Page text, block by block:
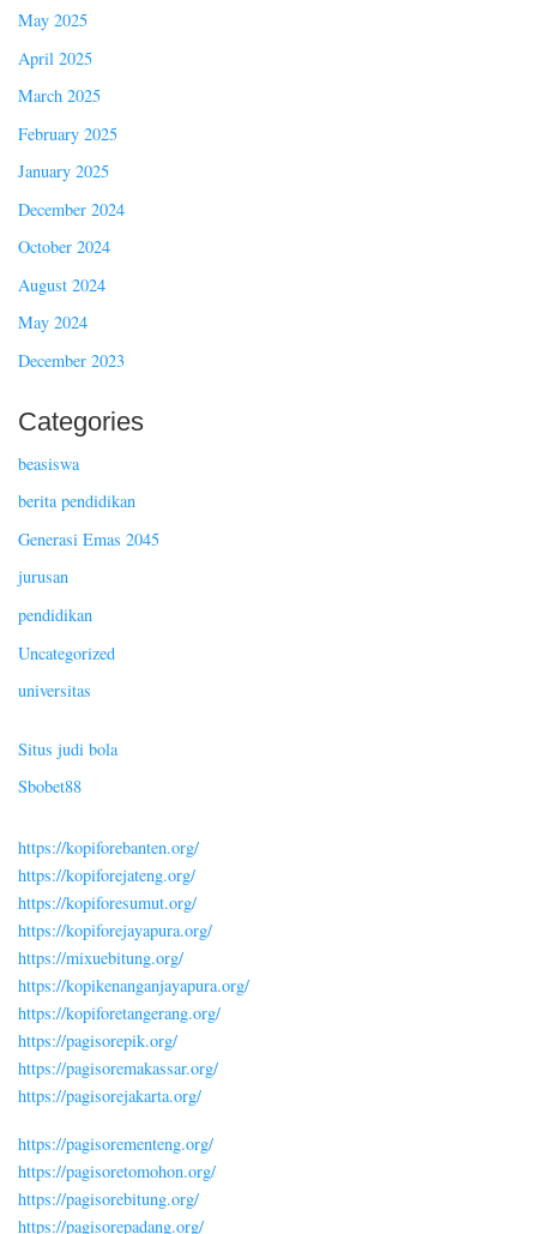
May 2025
April 2025
March 2025
February 2025
January 2025
December 2024
October 2024
August 2024
May 2024
December 2023
Categories
beasiswa
berita pendidikan
Generasi Emas 2045
jurusan
pendidikan
Uncategorized
universitas
Situs judi bola
Sbobet88
https://kopiforebanten.org/
https://kopiforejateng.org/
https://kopiforesumut.org/
https://kopiforejayapura.org/
https://mixuebitung.org/
https://kopikenanganjayapura.org/
https://kopiforetangerang.org/
https://pagisorepik.org/
https://pagisoremakassar.org/
https://pagisorejakarta.org/
https://pagisorementeng.org/
https://pagisoretomohon.org/
https://pagisorebitung.org/
https://pagisorepadang.org/